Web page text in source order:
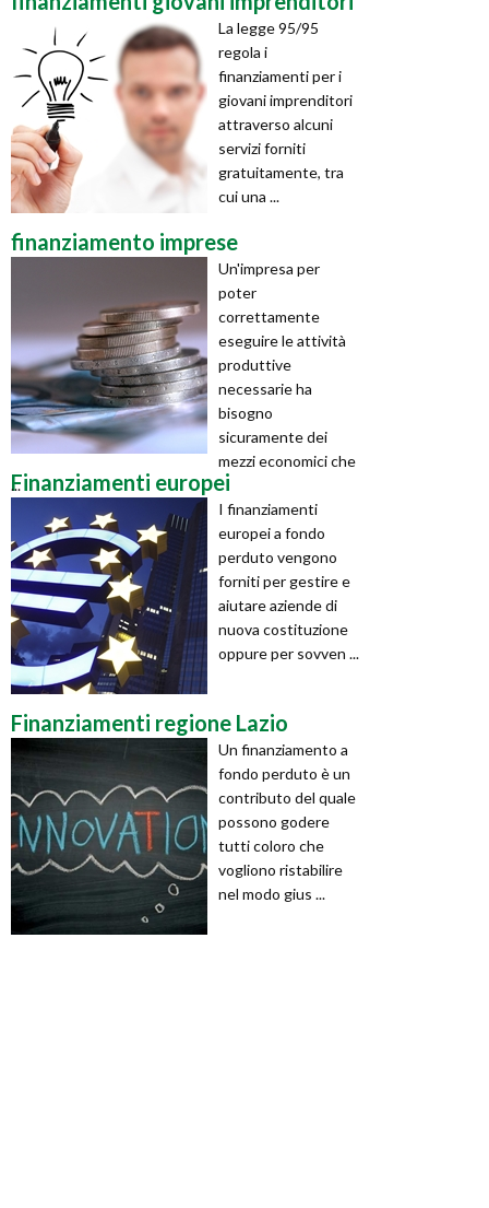
La legge 95/95
regola i
finanziamenti per i
giovani imprenditori
attraverso alcuni
servizi forniti
gratuitamente, tra
cui una ...
finanziamento imprese
Un'impresa per
poter
correttamente
eseguire le attività
produttive
necessarie ha
bisogno
sicuramente dei
mezzi economici che
...
Finanziamenti europei
I finanziamenti
europei a fondo
perduto vengono
forniti per gestire e
aiutare aziende di
nuova costituzione
oppure per sovven ...
Finanziamenti regione Lazio
Un finanziamento a
fondo perduto è un
contributo del quale
possono godere
tutti coloro che
vogliono ristabilire
nel modo gius ...